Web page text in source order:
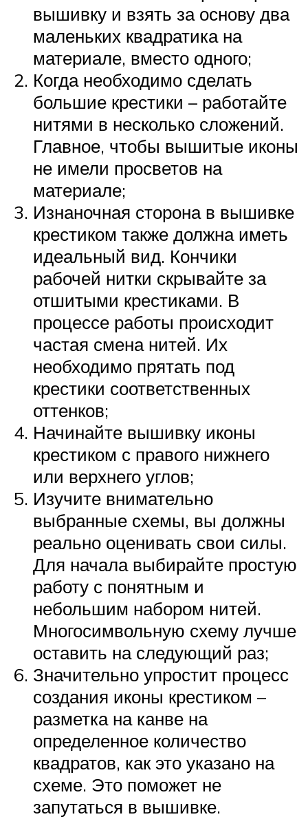
вышивку и взять за основу два
маленьких квадратика на
материале, вместо одного;
Когда необходимо сделать
большие крестики – работайте
нитями в несколько сложений.
Главное, чтобы вышитые иконы
не имели просветов на
материале;
Изнаночная сторона в вышивке
крестиком также должна иметь
идеальный вид. Кончики
рабочей нитки скрывайте за
отшитыми крестиками. В
процессе работы происходит
частая смена нитей. Их
необходимо прятать под
крестики соответственных
оттенков;
Начинайте вышивку иконы
крестиком с правого нижнего
или верхнего углов;
Изучите внимательно
выбранные схемы, вы должны
реально оценивать свои силы.
Для начала выбирайте простую
работу с понятным и
небольшим набором нитей.
Многосимвольную схему лучше
оставить на следующий раз;
Значительно упростит процесс
создания иконы крестиком –
разметка на канве на
определенное количество
квадратов, как это указано на
схеме. Это поможет не
запутаться в вышивке.